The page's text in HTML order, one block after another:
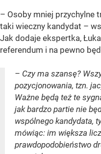
– Osoby mniej przychylne
taki wieczny kandydat –
Jak dodaje ekspertka,
referendum i na pewno
– Czy ma szansę?
pozycjonowania, tzn.
Ważne będą też te
jak bardzo partie nie
wspólnego kandydata,
mówiąc: im większa
prawdopodobieństwo